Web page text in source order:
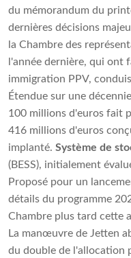
du mémorandum du
dernières décisions
la Chambre des
l'année dernière, qui ont
immigration PPV,
Étendue sur une
100 millions d'euros fait
416 millions d'euros
implanté. Système de
(BESS), initialement
Proposé pour un
détails du programme
Chambre plus tard cette
La manœuvre de Jetten
du double de l'allocation